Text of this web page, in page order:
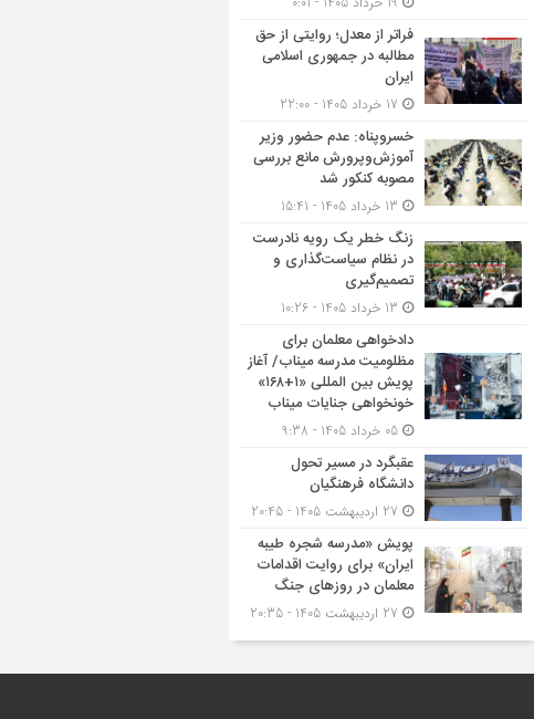
فراتر از معدل؛ روایتی از حق
مطالبه در جمهوری اسلامی
ایران
خسروپناه: عدم حضور وزیر
آموزش‌وپرورش مانع بررسی
مصوبه کنکور شد
زنگ خطر یک رویه نادرست
در نظام سیاست‌گذاری و
تصمیم‌گیری
دادخواهی معلمان برای
مظلومیت مدرسه میناب/ آغاز
پویش بین المللی «۱+۱۶۸»
خونخواهی جنایات میناب
عقبگرد در مسیر تحول
دانشگاه فرهنگیان
پویش «مدرسه شجره طیبه
ایران» برای روایت اقدامات
معلمان در روزهای جنگ